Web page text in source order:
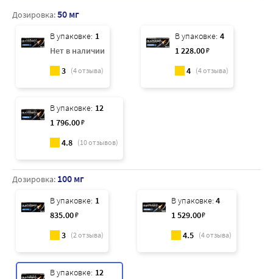
Дозировка:50 мг
В упаковке: 1
Нет в наличии
3 (4отзыва)
В упаковке: 4
1 228.00₽
4 (4отзыва)
В упаковке: 12
1 796.00₽
4.8 (10отзывов)
Дозировка: 100 мг
В упаковке: 1
835.00₽
3 (2отзыва)
В упаковке: 4
1 529.00₽
4.5 (4отзыва)
В упаковке: 12